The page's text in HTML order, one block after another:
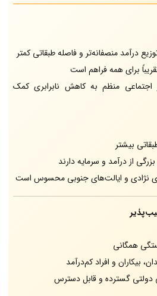
درآمد منصفانه‌تر و فاصله طبقاتی کمتر
برای همه فراهم است
منظم به کاهش نابرابری کمک
بیشتر
از درآمد و سرمایه دارند
نژادی و ایالت‌های جنوبی محسوس است
همگانی
بیکاران و افراد کم‌درآمد
دولتی گسترده و قابل دسترس